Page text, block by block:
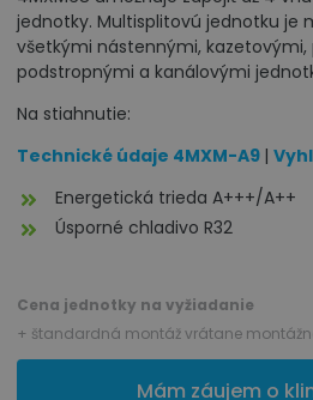
jednotky. Multisplitovú jednotku je
všetkými nástennými,
podstropnými a kanálovými
Na stiahnutie:
Technické údaje 4MXM-A9 |
Energetická trieda A+++/A++
Úsporné chladivo R32
Cena jednotky na vyžiadanie
+ štandardná montáž vrátane
Mám záujem o